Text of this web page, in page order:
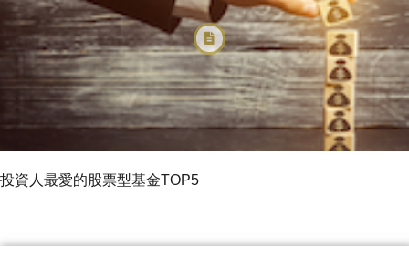
投資人最愛的股票型基金TOP5